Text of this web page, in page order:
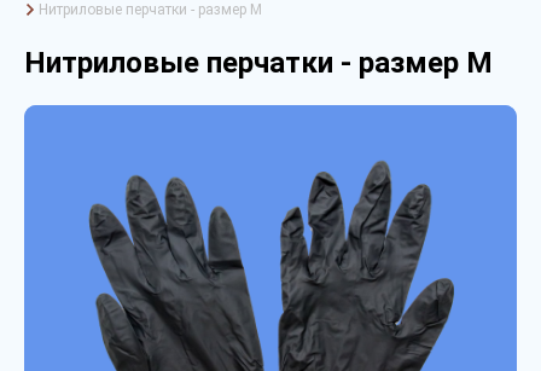
Нитриловые перчатки - размер M
Нитриловые перчатки - размер M